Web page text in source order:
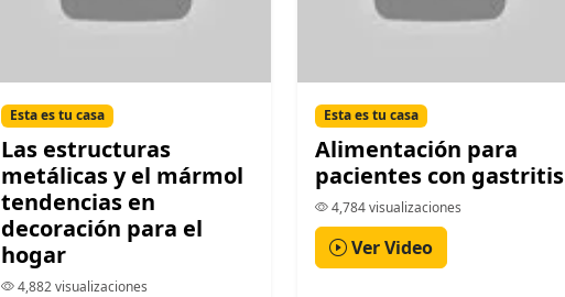
Esta es tu casa
Las estructuras
metálicas y el mármol
tendencias en
decoración para el
hogar
4,882 visualizaciones
Esta es tu casa
Alimentación para
pacientes con gastritis
4,784 visualizaciones
Ver Video